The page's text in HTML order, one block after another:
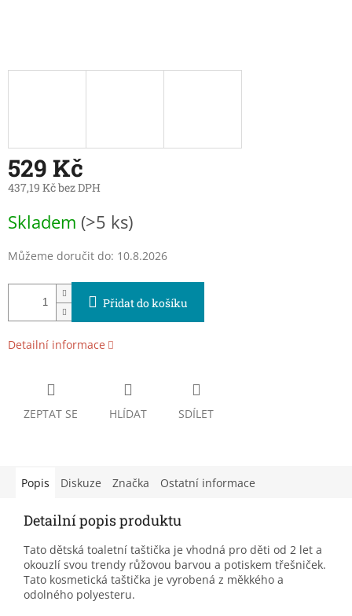
529 Kč
437,19 Kč bez DPH
cena:
Skladem (>5 ks)
Můžeme doručit do: 10.8.2026
Přidat do košíku
Detailní informace
ZEPTAT SE HLÍDAT SDÍLET
Popis Diskuze Značka Ostatní informace
Detailní popis produktu
Tato dětská toaletní taštička je vhodná pro děti od 2 let a
okouzlí svou trendy růžovou barvou a potiskem třešniček.
Tato kosmetická taštička je vyrobená z měkkého a
odolného polyesteru.